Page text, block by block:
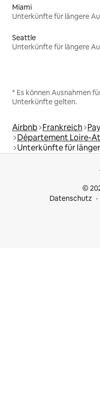
Miami
Seattle
* Es können Ausnahmen
Unterkünfte gelten.
Airbnb Frankreich
Département Loire-
Unterkünfte für
©
Datenschutz